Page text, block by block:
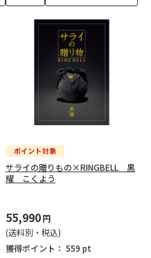
サライの贈りもの×RINGBELL 黒
耀 こくよう
55,990円
(送料別・税込)
獲得ポイント： 559 pt